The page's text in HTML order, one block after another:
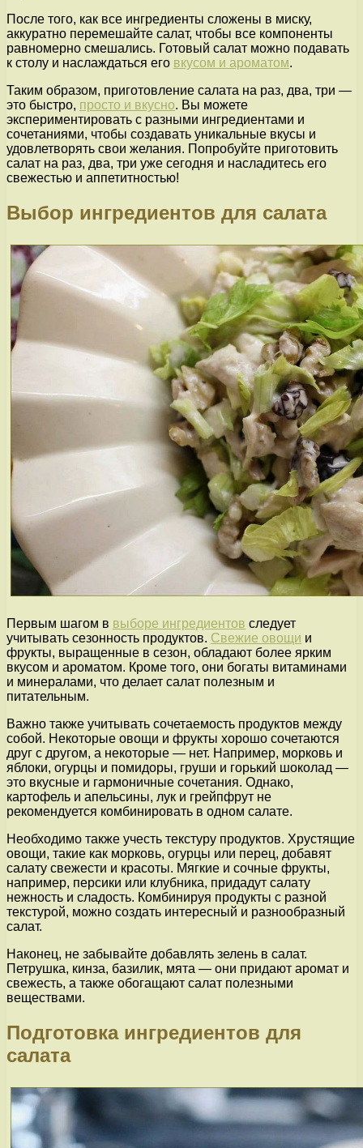
После того, как все ингредиенты сложены в миску,
аккуратно перемешайте салат, чтобы все компоненты
равномерно смешались. Готовый салат можно подавать
к столу и наслаждаться его вкусом и ароматом.
Таким образом, приготовление салата на раз, два, три —
это быстро, просто и вкусно. Вы можете
экспериментировать с разными ингредиентами и
сочетаниями, чтобы создавать уникальные вкусы и
удовлетворять свои желания. Попробуйте приготовить
салат на раз, два, три уже сегодня и насладитесь его
свежестью и аппетитностью!
Выбор ингредиентов для салата
Первым шагом в выборе ингредиентов следует
учитывать сезонность продуктов. Свежие овощи и
фрукты, выращенные в сезон, обладают более ярким
вкусом и ароматом. Кроме того, они богаты витаминами
и минералами, что делает салат полезным и
питательным.
Важно также учитывать сочетаемость продуктов между
собой. Некоторые овощи и фрукты хорошо сочетаются
друг с другом, а некоторые — нет. Например, морковь и
яблоки, огурцы и помидоры, груши и горький шоколад —
это вкусные и гармоничные сочетания. Однако,
картофель и апельсины, лук и грейпфрут не
рекомендуется комбинировать в одном салате.
Необходимо также учесть текстуру продуктов. Хрустящие
овощи, такие как морковь, огурцы или перец, добавят
салату свежести и красоты. Мягкие и сочные фрукты,
например, персики или клубника, придадут салату
нежность и сладость. Комбинируя продукты с разной
текстурой, можно создать интересный и разнообразный
салат.
Наконец, не забывайте добавлять зелень в салат.
Петрушка, кинза, базилик, мята — они придают аромат и
свежесть, а также обогащают салат полезными
веществами.
Подготовка ингредиентов для
салата